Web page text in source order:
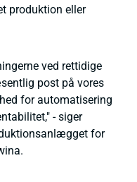
produktion eller
ved rettidige
post på vores
for automatisering
- siger
for